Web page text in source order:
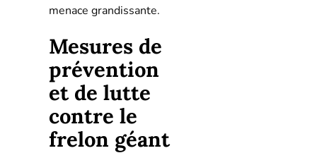
menace grandissante.
Mesures de
prévention
et de lutte
contre le
frelon géant